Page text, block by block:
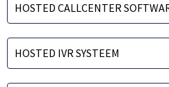
HOSTED CALLCENTER
HOSTED IVR SYSTEEM